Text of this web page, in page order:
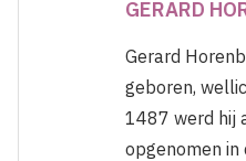
GERARD
Gerard
geboren,
1487 werd hij
opgenomen in